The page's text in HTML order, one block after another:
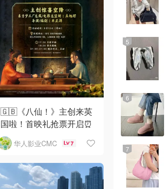
🇬🇧《八仙！》主创来英
国啦！首映礼抢票开启⏰
华人影业CMC 7